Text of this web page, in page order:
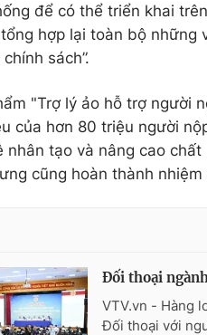
để có thể triển khai
hợp lại toàn bộ
sách”.
"Trợ lý ảo hỗ trợ người
của hơn 80 triệu người
nhân tạo và nâng cao
cũng hoàn thành
Đối thoại
VTV.vn - Hàng
Đối thoại với